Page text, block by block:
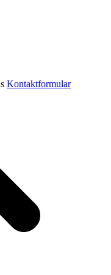
Kontaktformular